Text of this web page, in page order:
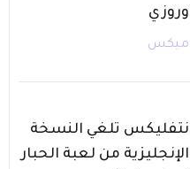
وروزي
ميكس
نتفليكس تلغي النسخة
الإنجليزية من لعبة الحبار